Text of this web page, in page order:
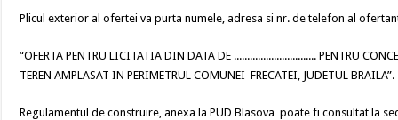
Plicul exterior al ofertei va purta numele, adresa si nr. de telefon al
“OFERTA PENTRU LICITATIA DIN DATA DE ............................... PENTRU
TEREN AMPLASAT IN PERIMETRUL COMUNEI FRECATEI, JUDETUL BRAILA”.
Regulamentul de construire, anexa la PUD Blasova poate fi consultat la